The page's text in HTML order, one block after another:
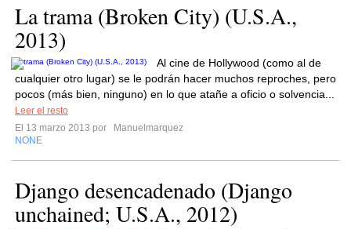
La trama (Broken City) (U.S.A.,
2013)
Al cine de Hollywood (como al de
cualquier otro lugar) se le podrán hacer muchos reproches, pero
pocos (más bien, ninguno) en lo que atañe a oficio o solvencia...
Leer el resto
El 13 marzo 2013 por
Manuelmarquez
NONE
Django desencadenado (Django
unchained; U.S.A., 2012)